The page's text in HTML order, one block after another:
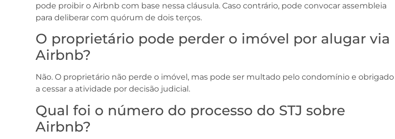
pode proibir o Airbnb com base nessa cláusula. Caso contrário, pode convocar assembleia
para deliberar com quórum de dois terços.
O proprietário pode perder o imóvel por alugar via
Airbnb?
Não. O proprietário não perde o imóvel, mas pode ser multado pelo condomínio e obrigado
a cessar a atividade por decisão judicial.
Qual foi o número do processo do STJ sobre
Airbnb?